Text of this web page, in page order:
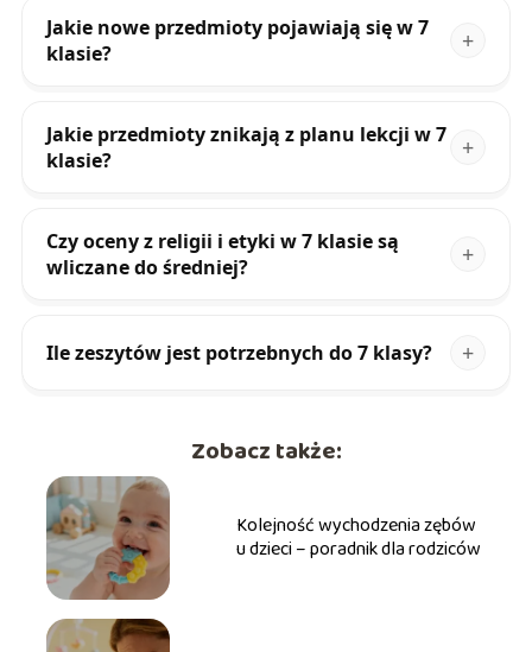
Jakie nowe przedmioty pojawiają się w 7
klasie?
Jakie przedmioty znikają z planu lekcji w 7
klasie?
Czy oceny z religii i etyki w 7 klasie są
wliczane do średniej?
Ile zeszytów jest potrzebnych do 7 klasy?
Zobacz także:
Kolejność wychodzenia zębów
u dzieci – poradnik dla rodziców